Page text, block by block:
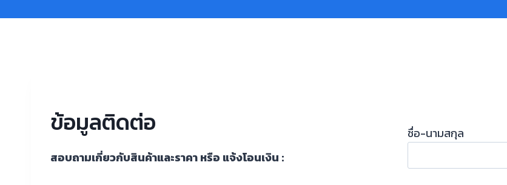
ข้อมูลติดต่อ
สอบถามเกี่ยวกับสินค้าและราคา หรือ แจ้งโอนเงิน :
ชื่อ-นามสกุล